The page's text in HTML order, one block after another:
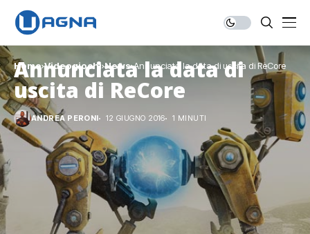
Home Videogiochi News Annunciata la data di uscita di ReCore
Annunciata la data di
uscita di ReCore
ANDREA PERONI 12 GIUGNO 2016 1 MINUTI